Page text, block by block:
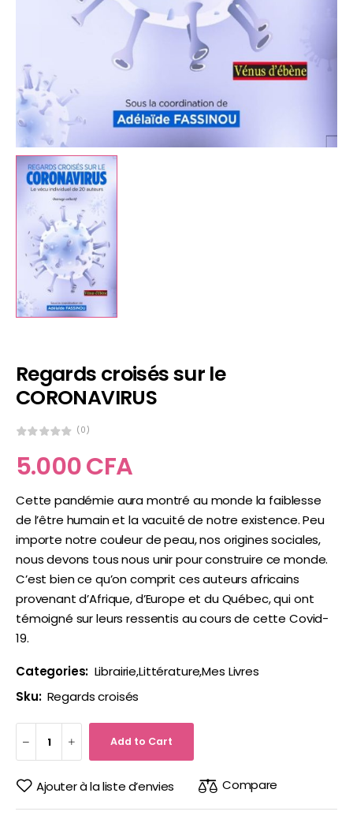
Regards croisés sur le
CORONAVIRUS
(0)
5.000CFA
Cette pandémie aura montré au monde la faiblesse
de l’être humain et la vacuité de notre existence. Peu
importe notre couleur de peau, nos origines sociales,
nous devons tous nous unir pour construire ce monde.
C’est bien ce qu’on comprit ces auteurs africains
provenant d’Afrique, d’Europe et du Québec, qui ont
témoigné sur leurs ressentis au cours de cette Covid-
19.
Categories: Librairie,Littérature,Mes Livres
Sku: Regards croisés
Add to Cart
Ajouter à la liste d’envies Compare